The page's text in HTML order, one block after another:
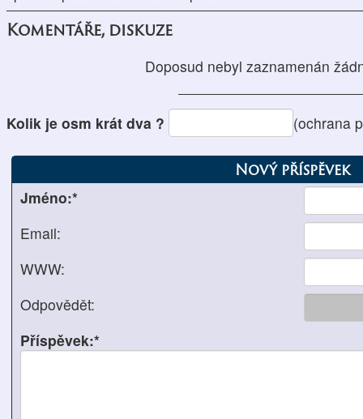
Komentáře, diskuze
Doposud nebyl zaznamenán
Kolik je osm krát dva ? (ochrana
Nový příspěvek
Jméno:*
Email:
WWW:
Odpovědět:
Příspěvek:*